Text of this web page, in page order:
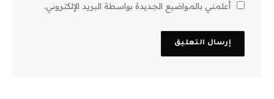
أعلمني بالمواضيع الجديدة بواسطة البريد الإلكتروني.